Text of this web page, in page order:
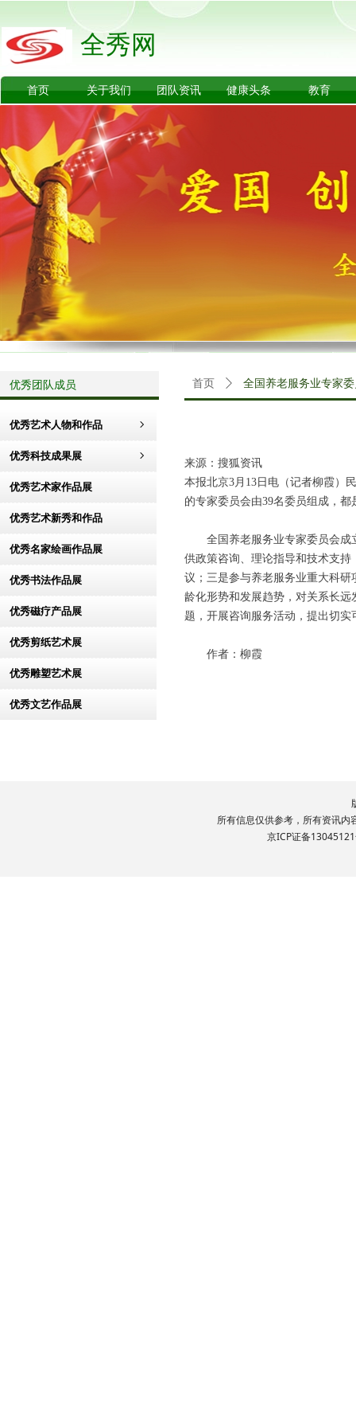
全秀网
首页 关于我们 团队资讯 健康头条 教育
优秀团队成员
ꁇ
优秀艺术人物和作品
ꁇ
优秀科技成果展
优秀艺术家作品展
优秀艺术新秀和作品
优秀名家绘画作品展
优秀书法作品展
优秀磁疗产品展
优秀剪纸艺术展
优秀雕塑艺术展
优秀文艺作品展
首页 ꄲ 全国养老服务业专家
来源：搜狐资讯
本报北京3月 13 日电（记者柳霞）
的专家委员会由39名委员组成，都
全国养老服务业专家委员会成
供政策咨询、理论指导和技术支
议；三是参与养老服务业重大科
龄化形势和发展趋势，对关系长
题，开展咨询服务活动，提出切
作者：柳霞
所有信息仅供参考，所有资讯
京ICP证备